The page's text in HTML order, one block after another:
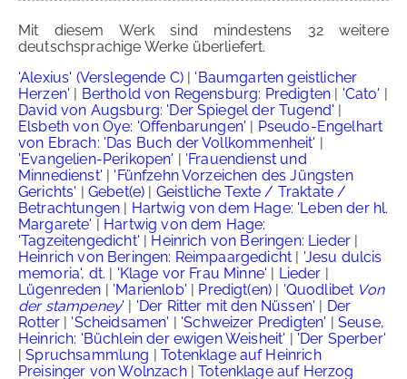
Mit diesem Werk sind mindestens 32 weitere
deutschsprachige Werke überliefert.
'Alexius' (Verslegende C) | 'Baumgarten geistlicher
Herzen' | Berthold von Regensburg: Predigten | 'Cato' |
David von Augsburg: 'Der Spiegel der Tugend' |
Elsbeth von Oye: 'Offenbarungen' | Pseudo-Engelhart
von Ebrach: 'Das Buch der Vollkommenheit' |
'Evangelien-Perikopen' | 'Frauendienst und
Minnedienst' | 'Fünfzehn Vorzeichen des Jüngsten
Gerichts' | Gebet(e) | Geistliche Texte / Traktate /
Betrachtungen | Hartwig von dem Hage: 'Leben der hl.
Margarete' | Hartwig von dem Hage:
'Tagzeitengedicht' | Heinrich von Beringen: Lieder |
Heinrich von Beringen: Reimpaargedicht | 'Jesu dulcis
memoria', dt. | 'Klage vor Frau Minne' | Lieder |
Lügenreden | 'Marienlob' | Predigt(en) | 'Quodlibet Von
der stampeney' | 'Der Ritter mit den Nüssen' | Der
Rotter| 'Scheidsamen' | 'Schweizer Predigten' | Seuse,
Heinrich: 'Büchlein der ewigen Weisheit' | 'Der Sperber'
|Spruchsammlung |Totenklage auf Heinrich
Preisinger von Wolnzach|Totenklage auf Herzog